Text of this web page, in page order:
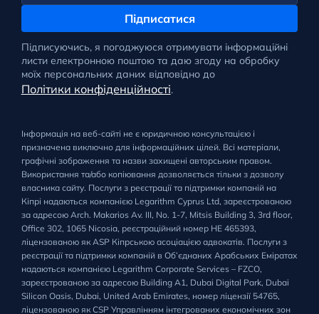
Підписатися
Підписуючись, я погоджуюся отримувати інформаційні
листи електронною поштою та даю згоду на обробку
моїх персональних даних відповідно до
Політики конфіденційності.
Інформація на веб-сайті не є юридичною консультацією і
призначена виключно для інформаційних цілей. Всі матеріали,
графічні зображення та назви захищені авторським правом.
Використання та/або копіювання дозволяється тільки з дозволу
власника сайту. Послуги з реєстрації та підтримки компаній на
Кіпрі надаються компанією Legarithm Cyprus Ltd, зареєстрованою
за адресою Arch. Makarios Av. III, No. 1-7, Mitsis Building 3, 3rd floor,
Office 302, 1065 Nicosia, реєстраційний номер HE 465393,
ліцензованою як ASP Кіпрською асоціацією адвокатів. Послуги з
реєстрації та підтримки компаній в Об’єднаних Арабських Еміратах
надаються компанією Legarithm Corporate Services – FZCO,
зареєстрованою за адресою Building A1, Dubai Digital Park, Dubai
Silicon Oasis, Dubai, United Arab Emirates, номер ліцензії 54765,
ліцензованою як CSP Управлінням інтегрованих економічних зон